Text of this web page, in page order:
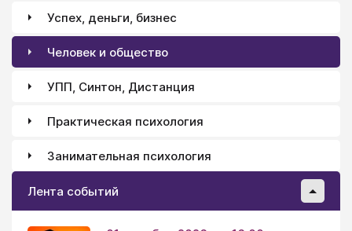
Успех, деньги, бизнес
Человек и общество
УПП, Синтон, Дистанция
Практическая психология
Занимательная психология
Лента событий